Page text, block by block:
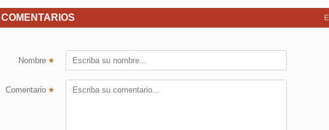
COMENTARIOS
Nombre *
Comentario *